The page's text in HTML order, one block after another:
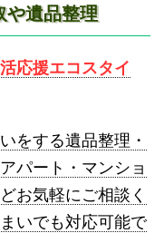
別市不用品回収
や遺品整理
応援エコスタイ
をする遺品整理・
パート・マンショ
お気軽にご相談く
いでも対応可能で